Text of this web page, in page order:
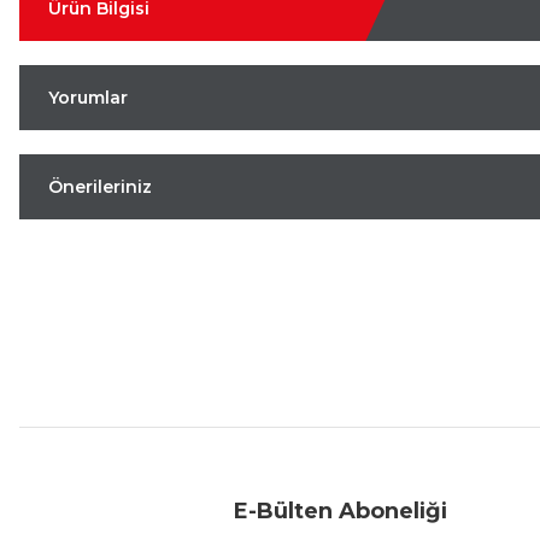
Ürün Bilgisi
Yorumlar
Önerileriniz
E-Bülten Aboneliği